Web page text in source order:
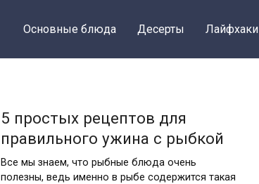
Основные блюда Десерты Лайфхаки
5 простых рецептов для
правильного ужина с рыбкой
Все мы знаем, что рыбные блюда очень
полезны, ведь именно в рыбе содержится такая